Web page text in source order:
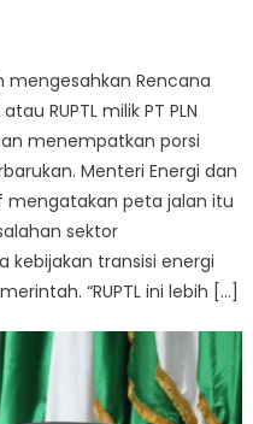
mengesahkan Rencana
RUPTL milik PT PLN
menempatkan porsi
Menteri Energi dan
mengatakan peta jalan itu
sektor
kebijakan transisi energi
“RUPTL ini lebih […]